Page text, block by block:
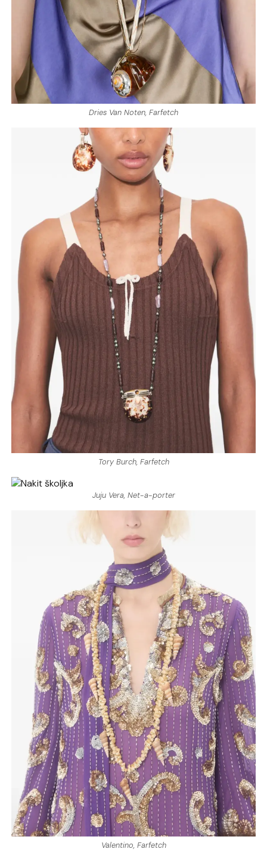
Dries Van Noten, Farfetch
Tory Burch, Farfetch
Juju Vera, Net-a-porter
Valentino, Farfetch